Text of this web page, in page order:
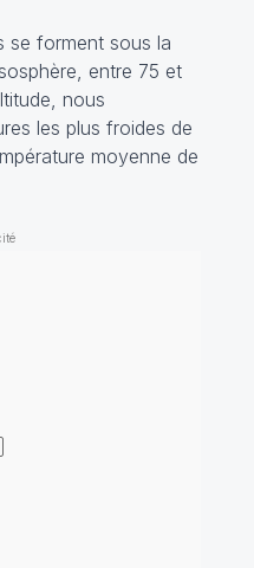
se forment sous la
entre 75 et
nous
les plus froides de
moyenne de